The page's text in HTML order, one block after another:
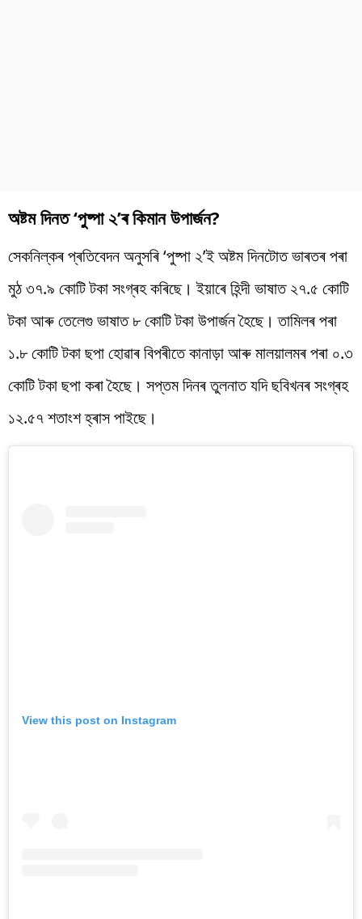
অষ্টম দিনত ‘পুষ্পা ২’ৰ কিমান উপাৰ্জন?
সেকনিল্কৰ প্ৰতিবেদন অনুসৰি ‘পুষ্পা ২’ই অষ্টম দিনটোত ভাৰতৰ পৰা
মুঠ ৩৭.৯ কোটি টকা সংগ্ৰহ কৰিছে। ইয়াৰে হিন্দী ভাষাত ২৭.৫ কোটি
টকা আৰু তেলেগু ভাষাত ৮ কোটি টকা উপাৰ্জন হৈছে। তামিলৰ পৰা
১.৮ কোটি টকা ছপা হোৱাৰ বিপৰীতে কানাড়া আৰু মালয়ালমৰ পৰা ০.৩
কোটি টকা ছপা কৰা হৈছে। সপ্তম দিনৰ তুলনাত যদি ছবিখনৰ সংগ্ৰহ
১২.৫৭ শতাংশ হ্ৰাস পাইছে।
View this post on Instagram